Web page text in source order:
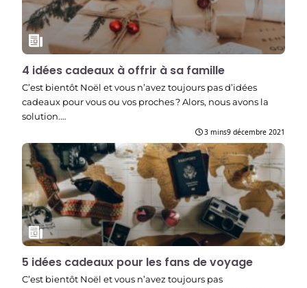
4 idées cadeaux à offrir à sa famille
C’est bientôt Noël et vous n’avez toujours pas d’idées
cadeaux pour vous ou vos proches ? Alors, nous avons la
solution.…
3 mins9 décembre 2021
5 idées cadeaux pour les fans de voyage
C’est bientôt Noël et vous n’avez toujours pas